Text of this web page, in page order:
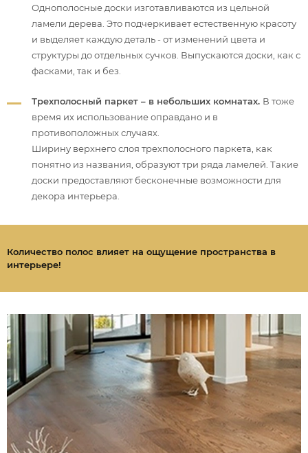
Однополосные доски изготавливаются из цельной
ламели дерева. Это подчеркивает естественную красоту
и выделяет каждую деталь - от изменений цвета и
структуры до отдельных сучков. Выпускаются доски, как с
фасками, так и без.
Трехполосный паркет – в небольших комнатах. В тоже
время их использование оправдано и в
противоположных случаях.
Ширину верхнего слоя трехполосного паркета, как
понятно из названия, образуют три ряда ламелей. Такие
доски предоставляют бесконечные возможности для
декора интерьера.
Количество полос влияет на ощущение пространства в
интерьере!